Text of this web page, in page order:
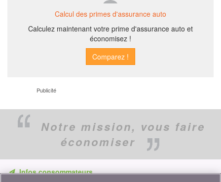
Calcul des primes d'assurance auto
Calculez maintenant votre prime d'assurance auto et
économisez !
Publicité
Notre mission, vous faire
économiser
Infos consommateurs